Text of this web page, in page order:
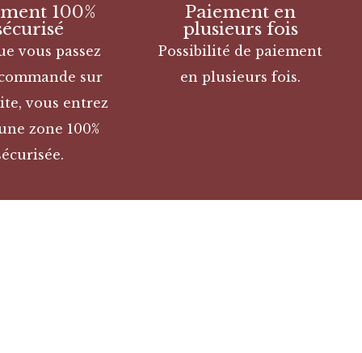
100%
vous passez
sur
vous entrez
zone 100%
Paiement en
plusieurs fois
Possibilité de paiement
en plusieurs fois.